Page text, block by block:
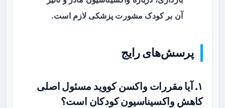
آن بر کودک مشورت پزشکی لازم است.
پرسش‌های رایج
۱. آیا مقررات واکسن کووید مسئول اصلی
کاهش واکسیناسیون کودکان است؟